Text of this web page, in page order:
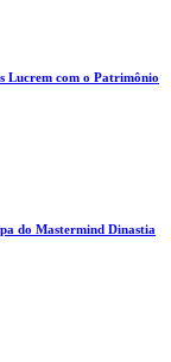
Lucrem com o Patrimônio
do Mastermind Dinastia